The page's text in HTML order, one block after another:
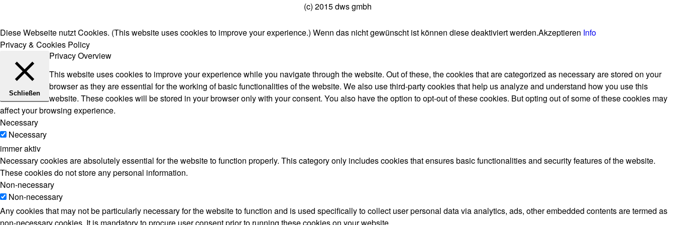
(c) 2015 dws gmbh
Diese Webseite nutzt Cookies. (This website uses cookies to improve your experience.) Wenn das nicht gewünscht ist können diese deaktiviert werden.Akzeptieren Info
Privacy & Cookies Policy
Schließen
Privacy Overview
This website uses cookies to improve your experience while you navigate through the website. Out of these, the cookies that are categorized as necessary are stored on your
browser as they are essential for the working of basic functionalities of the website. We also use third-party cookies that help us analyze and understand how you use this
website. These cookies will be stored in your browser only with your consent. You also have the option to opt-out of these cookies. But opting out of some of these cookies may
affect your browsing experience.
Necessary
Necessary
immer aktiv
Necessary cookies are absolutely essential for the website to function properly. This category only includes cookies that ensures basic functionalities and security features of the website.
These cookies do not store any personal information.
Non-necessary
Non-necessary
Any cookies that may not be particularly necessary for the website to function and is used specifically to collect user personal data via analytics, ads, other embedded contents are termed as